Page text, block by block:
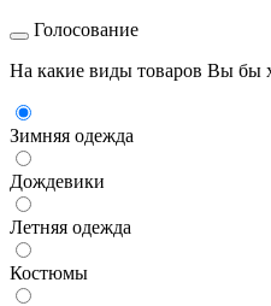
Голосование
На какие виды товаров Вы бы
Зимняя одежда
Дождевики
Летняя одежда
Костюмы